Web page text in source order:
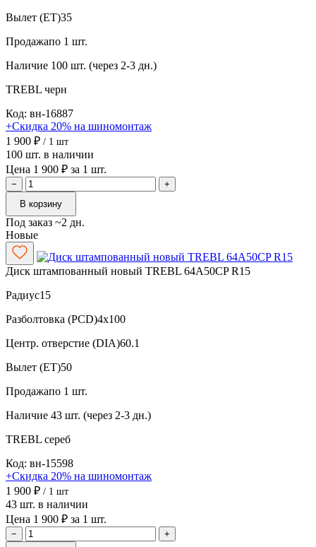
Вылет (ET)35
Продажапо 1 шт.
Наличие 100 шт. (через 2-3 дн.)
TREBL черн
Код: вн-16887
+Скидка 20% на шиномонтаж
1 900 ₽ / 1 шт
100 шт. в наличии
Цена 1 900 ₽ за 1 шт.
−
+
В корзину
Под заказ ~2 дн.
Новые
Диск штампованный новый TREBL 64A50CP R15
Радиус15
Разболтовка (PCD)4x100
Центр. отверстие (DIA)60.1
Вылет (ET)50
Продажапо 1 шт.
Наличие 43 шт. (через 2-3 дн.)
TREBL сереб
Код: вн-15598
+Скидка 20% на шиномонтаж
1 900 ₽ / 1 шт
43 шт. в наличии
Цена 1 900 ₽ за 1 шт.
−
+